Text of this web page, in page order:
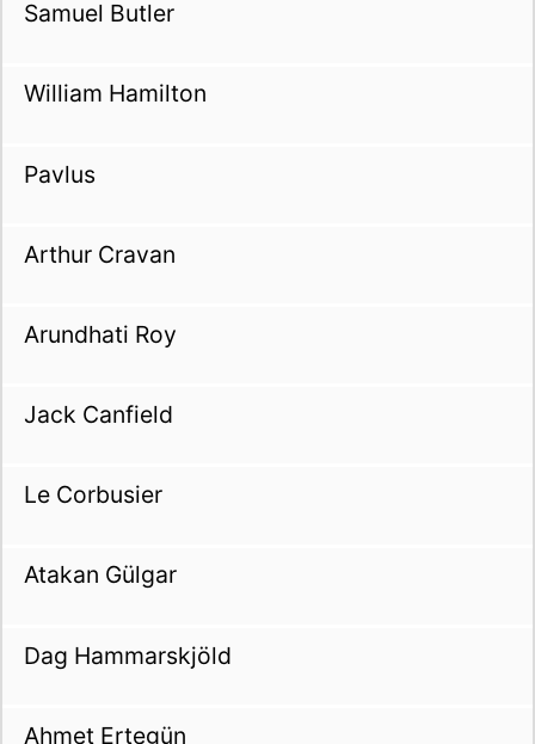
Samuel Butler
William Hamilton
Pavlus
Arthur Cravan
Arundhati Roy
Jack Canfield
Le Corbusier
Atakan Gülgar
Dag Hammarskjöld
Ahmet Ertegün